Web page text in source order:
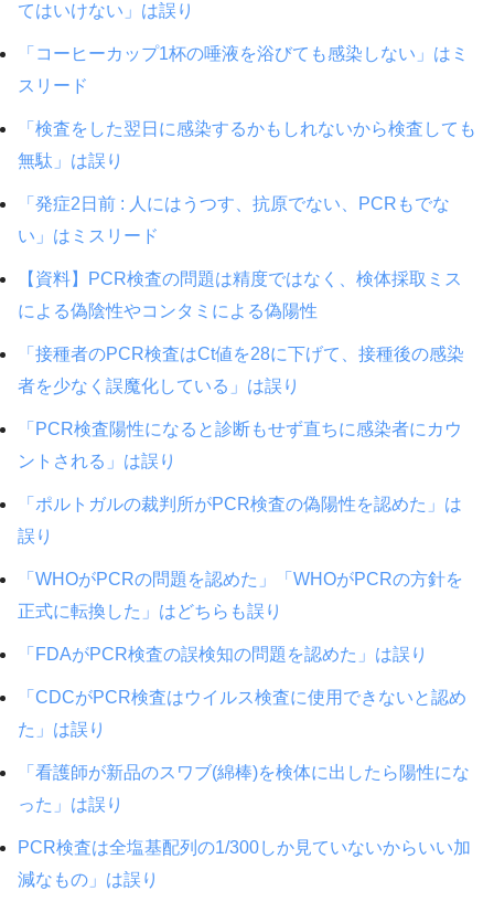
てはいけない」は誤り
「コーヒーカップ1杯の唾液を浴びても感染しない」はミ
スリード
「検査をした翌日に感染するかもしれないから検査しても
無駄」は誤り
「発症2日前 : 人にはうつす、抗原でない、PCRもでな
い」はミスリード
【資料】PCR検査の問題は精度ではなく、検体採取ミス
による偽陰性やコンタミによる偽陽性
「接種者のPCR検査はCt値を28に下げて、接種後の感染
者を少なく誤魔化している」は誤り
「PCR検査陽性になると診断もせず直ちに感染者にカウ
ントされる」は誤り
「ポルトガルの裁判所がPCR検査の偽陽性を認めた」は
誤り
「WHOがPCRの問題を認めた」「WHOがPCRの方針を
正式に転換した」はどちらも誤り
「FDAがPCR検査の誤検知の問題を認めた」は誤り
「CDCがPCR検査はウイルス検査に使用できないと認め
た」は誤り
「看護師が新品のスワブ(綿棒)を検体に出したら陽性にな
った」は誤り
PCR検査は全塩基配列の1/300しか見ていないからいい加
減なもの」は誤り